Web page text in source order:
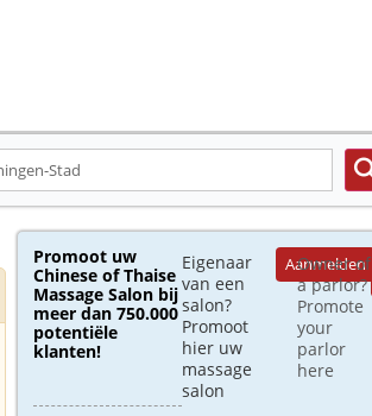
Promoot uw
Chinese of Thaise
Massage Salon bij
meer dan 750.000
potentiële
klanten!
Eigenaar
van een
salon?
Promoot
hier uw
massage
salon
Aanmelden
Owner of
a parlor?
Promote
your
parlor
here